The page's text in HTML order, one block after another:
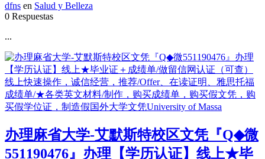
dfns en Salud y Belleza
0 Respuestas
...
办理麻省大学-艾默斯特校区文凭『Q◆微
551190476』办理【学历认证】线上★毕